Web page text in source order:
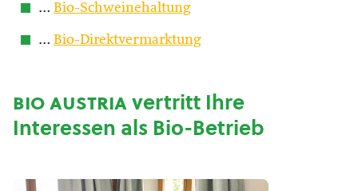
… Bio-Schweinehaltung
… Bio-Direktvermarktung
bio austriavertritt Ihre
Interessen als Bio-Betrieb